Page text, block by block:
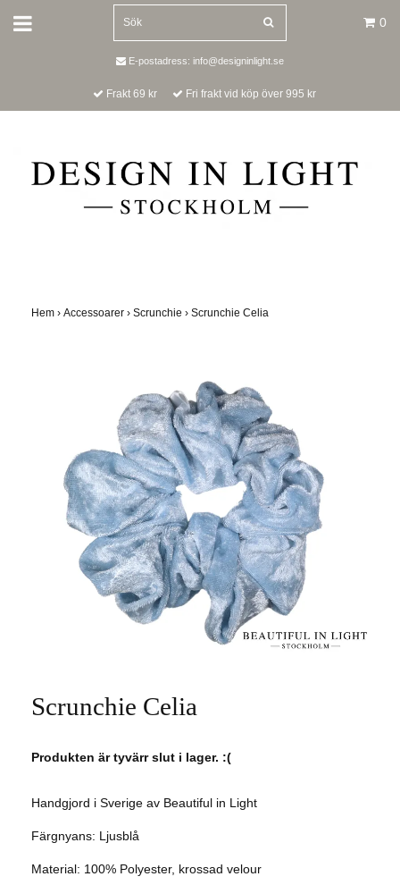
0
E-postadress: info@designinlight.se
Frakt 69 kr Fri frakt vid köp över 995 kr
Hem › Accessoarer › Scrunchie › Scrunchie Celia
Scrunchie Celia
Produkten är tyvärr slut i lager. :(
Handgjord i Sverige av Beautiful in Light
Färgnyans: Ljusblå
Material: 100% Polyester, krossad velour